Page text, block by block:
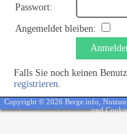
Passwort:
Angemeldet bleiben:
Falls Sie noch keinen
registrieren.
Copyright © 2026 Berge.info,
und